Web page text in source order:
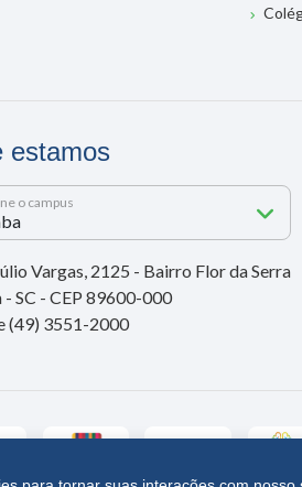
estamos
o campus
Vargas, 2125 - Bairro Flor da Serra
- SC - CEP 89600-000
(49) 3551-2000